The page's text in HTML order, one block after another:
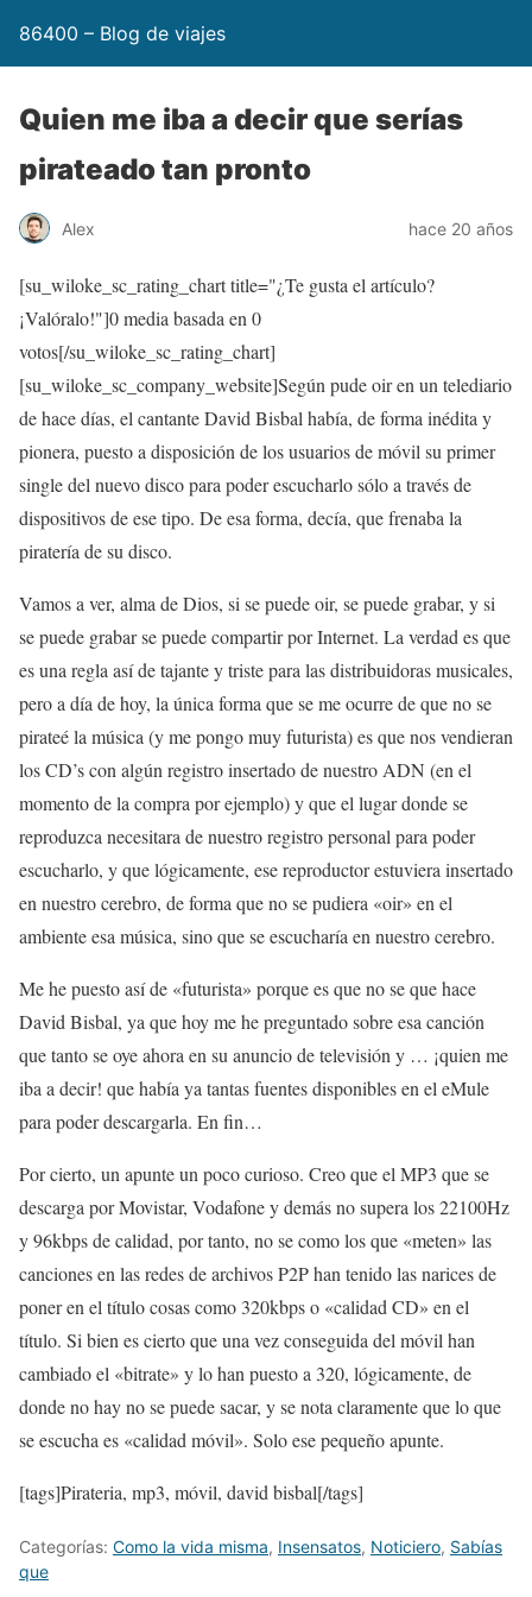
86400 – Blog de viajes
Quien me iba a decir que serías
pirateado tan pronto
Alex hace 20 años
[su_wiloke_sc_rating_chart title="¿Te gusta el artículo?
¡Valóralo!"]0media basada en 0
votos[/su_wiloke_sc_rating_chart]
[su_wiloke_sc_company_website]Según pude oir en un telediario
de hace días, el cantante David Bisbal había, de forma inédita y
pionera, puesto a disposición de los usuarios de móvil su primer
single del nuevo disco para poder escucharlo sólo a través de
dispositivos de ese tipo. De esa forma, decía, que frenaba la
piratería de su disco.
Vamos a ver, alma de Dios, si se puede oir, se puede grabar, y si
se puede grabar se puede compartir por Internet. La verdad es que
es una regla así de tajante y triste para las distribuidoras musicales,
pero a día de hoy, la única forma que se me ocurre de que no se
pirateé la música (y me pongo muy futurista) es que nos vendieran
los CD’s con algún registro insertado de nuestro ADN (en el
momento de la compra por ejemplo) y que el lugar donde se
reproduzca necesitara de nuestro registro personal para poder
escucharlo, y que lógicamente, ese reproductor estuviera insertado
en nuestro cerebro, de forma que no se pudiera «oir» en el
ambiente esa música, sino que se escucharía en nuestro cerebro.
Me he puesto así de «futurista» porque es que no se que hace
David Bisbal, ya que hoy me he preguntado sobre esa canción
que tanto se oye ahora en su anuncio de televisión y … ¡quien me
iba a decir! que había ya tantas fuentes disponibles en el eMule
para poder descargarla. En fin…
Por cierto, un apunte un poco curioso. Creo que el MP3 que se
descarga por Movistar, Vodafone y demás no supera los 22100Hz
y 96kbps de calidad, por tanto, no se como los que «meten» las
canciones en las redes de archivos P2P han tenido las narices de
poner en el título cosas como 320kbps o «calidad CD» en el
título. Si bien es cierto que una vez conseguida del móvil han
cambiado el «bitrate» y lo han puesto a 320, lógicamente, de
donde no hay no se puede sacar, y se nota claramente que lo que
se escucha es «calidad móvil». Solo ese pequeño apunte.
[tags]Pirateria, mp3, móvil, david bisbal[/tags]
Categorías: Como la vida misma, Insensatos, Noticiero, Sabías
que